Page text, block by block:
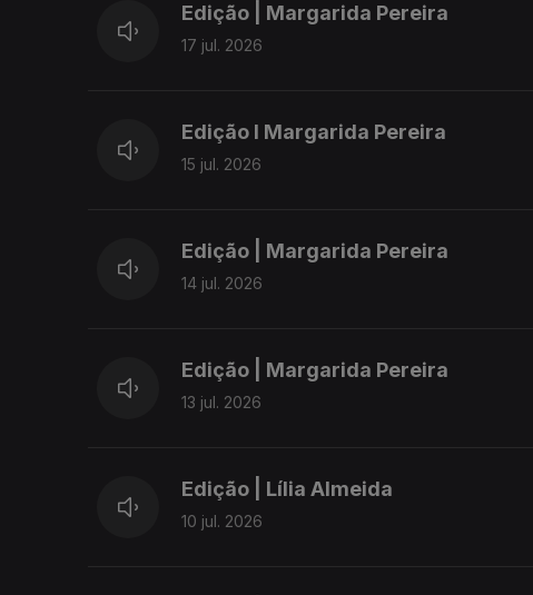
Edição | Margarida Pereira
17 jul. 2026
Edição I Margarida Pereira
15 jul. 2026
Edição | Margarida Pereira
14 jul. 2026
Edição | Margarida Pereira
13 jul. 2026
Edição | Lília Almeida
10 jul. 2026